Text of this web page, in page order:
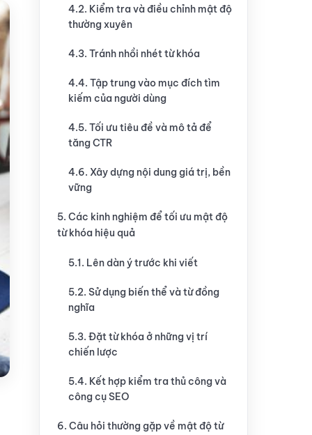
4.2. Kiểm tra và điều chỉnh mật độ
thường xuyên
4.3. Tránh nhồi nhét từ khóa
4.4. Tập trung vào mục đích tìm
kiếm của người dùng
4.5. Tối ưu tiêu đề và mô tả để
tăng CTR
4.6. Xây dựng nội dung giá trị, bền
vững
5. Các kinh nghiệm để tối ưu mật độ
từ khóa hiệu quả
5.1. Lên dàn ý trước khi viết
5.2. Sử dụng biến thể và từ đồng
nghĩa
5.3. Đặt từ khóa ở những vị trí
chiến lược
5.4. Kết hợp kiểm tra thủ công và
công cụ SEO
6. Câu hỏi thường gặp về mật độ từ